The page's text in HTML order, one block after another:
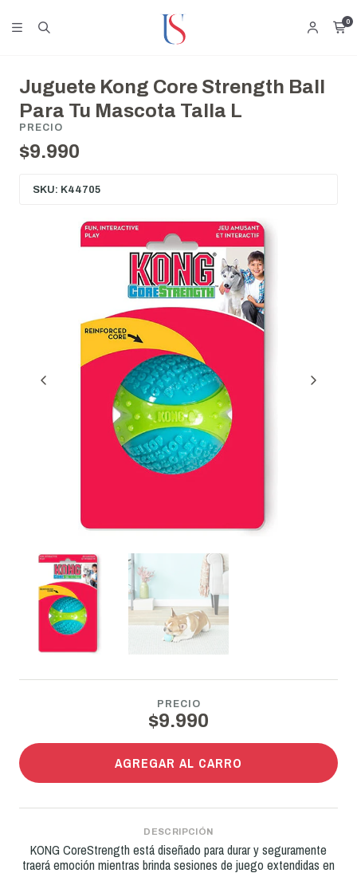
0
Juguete Kong Core Strength Ball
Para Tu Mascota Talla L
PRECIO
$9.990
SKU: K44705
PRECIO
$9.990
AGREGAR AL CARRO
DESCRIPCIÓN
KONG CoreStrength está diseñado para durar y seguramente
traerá emoción mientras brinda sesiones de juego extendidas en